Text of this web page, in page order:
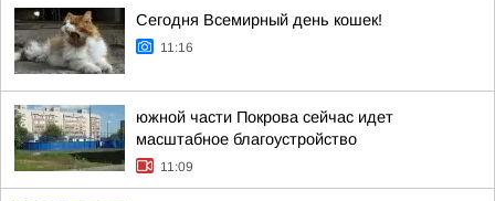
Сегодня Всемирный день кошек!
11:16
южной части Покрова сейчас идет
масштабное благоустройство
11:09